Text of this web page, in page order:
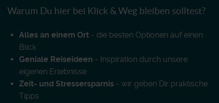
Warum Du hier bei Klick & Weg bleiben solltest?
Alles an einem Ort - die besten Optionen auf einen
Blick
Geniale Reiseideen - Inspiration durch unsere
eigenen Erlebnisse
Zeit- und Stressersparnis - wir geben Dir praktische
Tipps